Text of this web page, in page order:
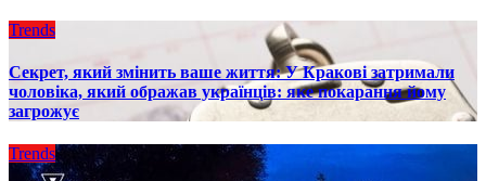
Trends
Секрет, який змінить ваше життя: У Кракові затримали
чоловіка, який ображав українців: яке покарання йому
загрожує
Trends